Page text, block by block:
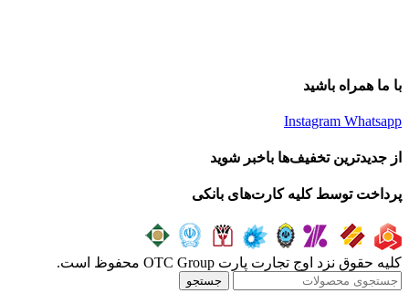
با ما همراه باشید
Instagram Whatsapp
از جدیدترین تخفیف‌ها باخبر شوید
پرداخت توسط کلیه کارت‌های بانکی
کلیه حقوق نزد اوج تجارت پارت OTC Group محفوظ است.
جستجو